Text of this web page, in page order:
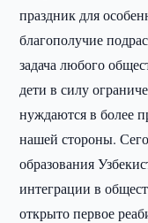
праздник для
благополучие
задача любого
дети в силу
нуждаются в более
нашей стороны.
образования
интеграции в
открыто первое